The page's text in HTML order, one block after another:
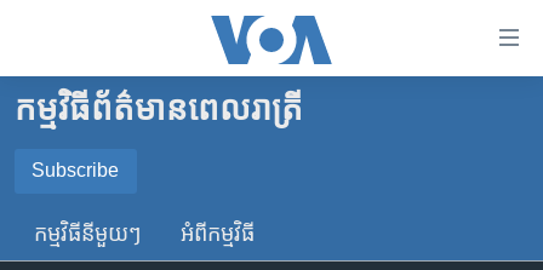
គេហទំព័រ​
ទាក់ទង
រំលង​
កម្ពុជា
អន្តរជាតិ
ចិន
កម្មវិធី​ព័ត៌មាន​ពេលរាត្រី
Subscribe
SUBSCRIBE
កម្មវិធី​នីមួយៗ អំពី​កម្មវិធី​